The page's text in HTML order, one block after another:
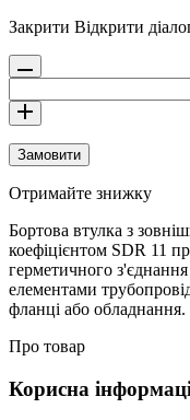
Закрити Відкрити
Замовити
Отримайте знижку
Бортова втулка з
коефіцієнтом SDR 11
герметичного
елементами
фланці або обладнання.
Про товар
Корисна